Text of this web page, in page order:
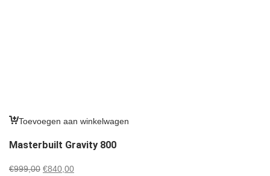
Toevoegen aan winkelwagen
Masterbuilt Gravity 800
€999,00 Oorspronkelijke
€840,00Huidige